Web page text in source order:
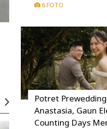
6 FOTO
Potret
Anastasia, Gaun
Counting Days